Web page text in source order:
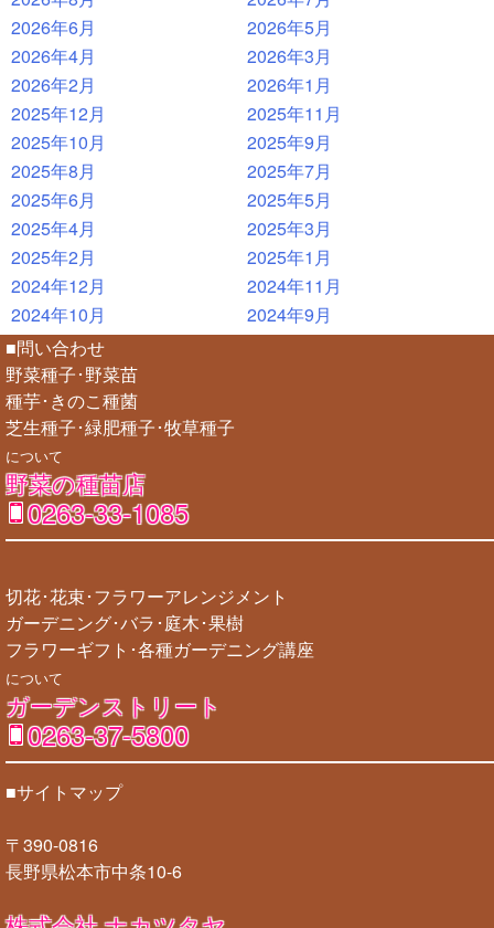
2026年6月
2026年5月
2026年4月
2026年3月
2026年2月
2026年1月
2025年12月
2025年11月
2025年10月
2025年9月
2025年8月
2025年7月
2025年6月
2025年5月
2025年4月
2025年3月
2025年2月
2025年1月
2024年12月
2024年11月
2024年10月
2024年9月
■問い合わせ
野菜種子･野菜苗
種芋･きのこ種菌
芝生種子･緑肥種子･牧草種子
について
野菜の種苗店
0263-33-1085
切花･花束･フラワーアレンジメント
ガーデニング･バラ･庭木･果樹
フラワーギフト･各種ガーデニング講座
について
ガーデンストリート
0263-37-5800
■サイトマップ
〒390-0816
長野県松本市中条10-6